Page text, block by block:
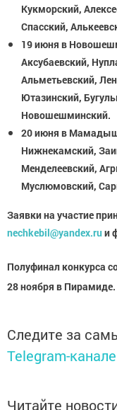
Кукморский,
Спасский,
19 июня в
Аксубаевский,
Альметьевский,
Ютазинский,
Новошешминский.
20 июня в Мамадыш
Нижнекамский,
Менделеевский,
Муслюмовский,
Заявки на участие
nechkebil@yandex.ruи
Полуфинал конкурса
28 ноября в Пирамиде.
Следите за
Telegram-канале
Читайте